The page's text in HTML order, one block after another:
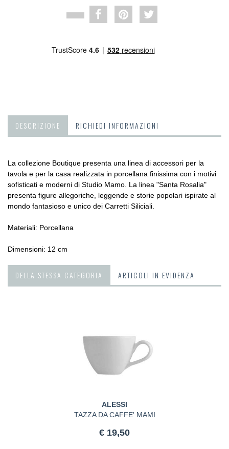
DESCRIZIONE RICHIEDI INFORMAZIONI
La collezione Boutique presenta una linea di accessori per la
tavola e per la casa realizzata in porcellana finissima con i motivi
sofisticati e moderni di Studio Mamo. La linea "Santa Rosalia"
presenta figure allegoriche, leggende e storie popolari ispirate al
mondo fantasioso e unico dei Carretti Siliciali.
Materiali: Porcellana
Dimensioni: 12 cm
DELLA STESSA CATEGORIA ARTICOLI IN EVIDENZA
ALESSI
TAZZA DA CAFFE' MAMI
€ 19,50